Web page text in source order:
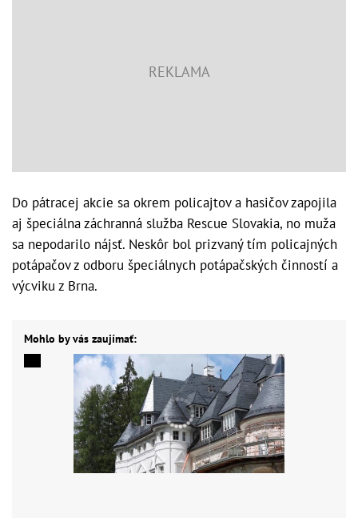
Do pátracej akcie sa okrem policajtov a hasičov zapojila
aj špeciálna záchranná služba Rescue Slovakia, no muža
sa nepodarilo nájsť. Neskôr bol prizvaný tím policajných
potápačov z odboru špeciálnych potápačských činností a
výcviku z Brna.
Mohlo by vás zaujímať: